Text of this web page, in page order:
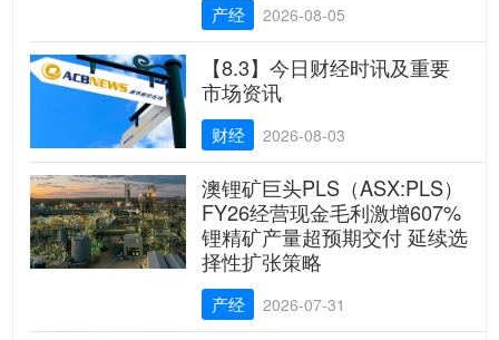
产经 2026-08-05
【8.3】今日财经时讯及重要
市场资讯
财经 2026-08-03
澳锂矿巨头PLS（ASX:PLS）
FY26经营现金毛利激增607%
锂精矿产量超预期交付 延续选
择性扩张策略
产经 2026-07-31